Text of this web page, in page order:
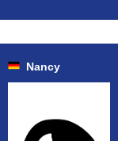
Nancy